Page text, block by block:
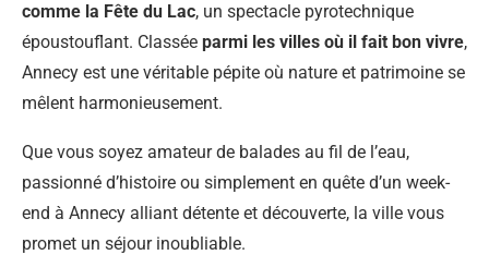
comme la Fête du Lac, un spectacle pyrotechnique
époustouflant. Classée parmi les villes où il fait bon vivre,
Annecy est une véritable pépite où nature et patrimoine se
mêlent harmonieusement.
Que vous soyez amateur de balades au fil de l’eau,
passionné d’histoire ou simplement en quête d’un week-
end à Annecy alliant détente et découverte, la ville vous
promet un séjour inoubliable.